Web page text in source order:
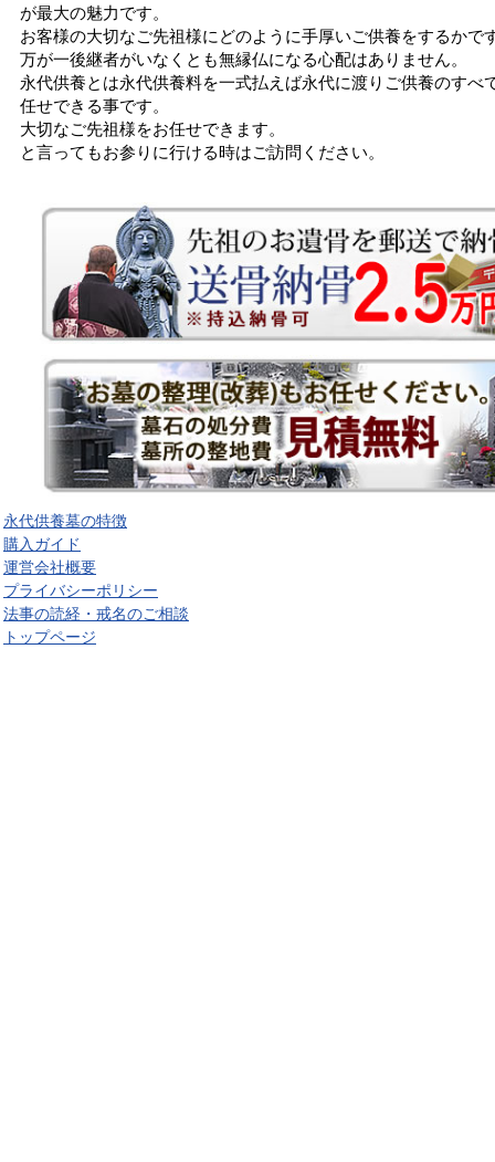
が最大の魅力です。
お客様の大切なご先祖様にどのように手厚いご供養をするかで
万が一後継者がいなくとも無縁仏になる心配はありません。
永代供養とは永代供養料を一式払えば永代に渡りご供養のすべ
任せできる事です。
大切なご先祖様をお任せできます。
と言ってもお参りに行ける時はご訪問ください。
永代供養墓の特徴
購入ガイド
運営会社概要
プライバシーポリシー
法事の読経・戒名のご相談
トップページ